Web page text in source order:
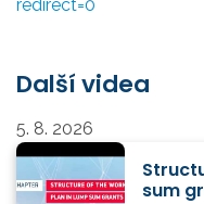
redirect=0
Další videa
5. 8. 2026
sum